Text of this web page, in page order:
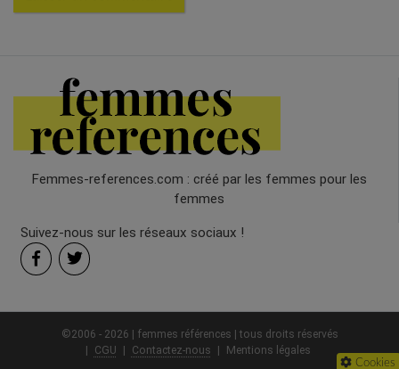
Femmes-references.com : créé par les femmes pour les
femmes
Suivez-nous sur les réseaux sociaux !
©2006 - 2026 | femmes références | tous droits réservés
CGU
Contactez-nous Mentions légales
Cookies